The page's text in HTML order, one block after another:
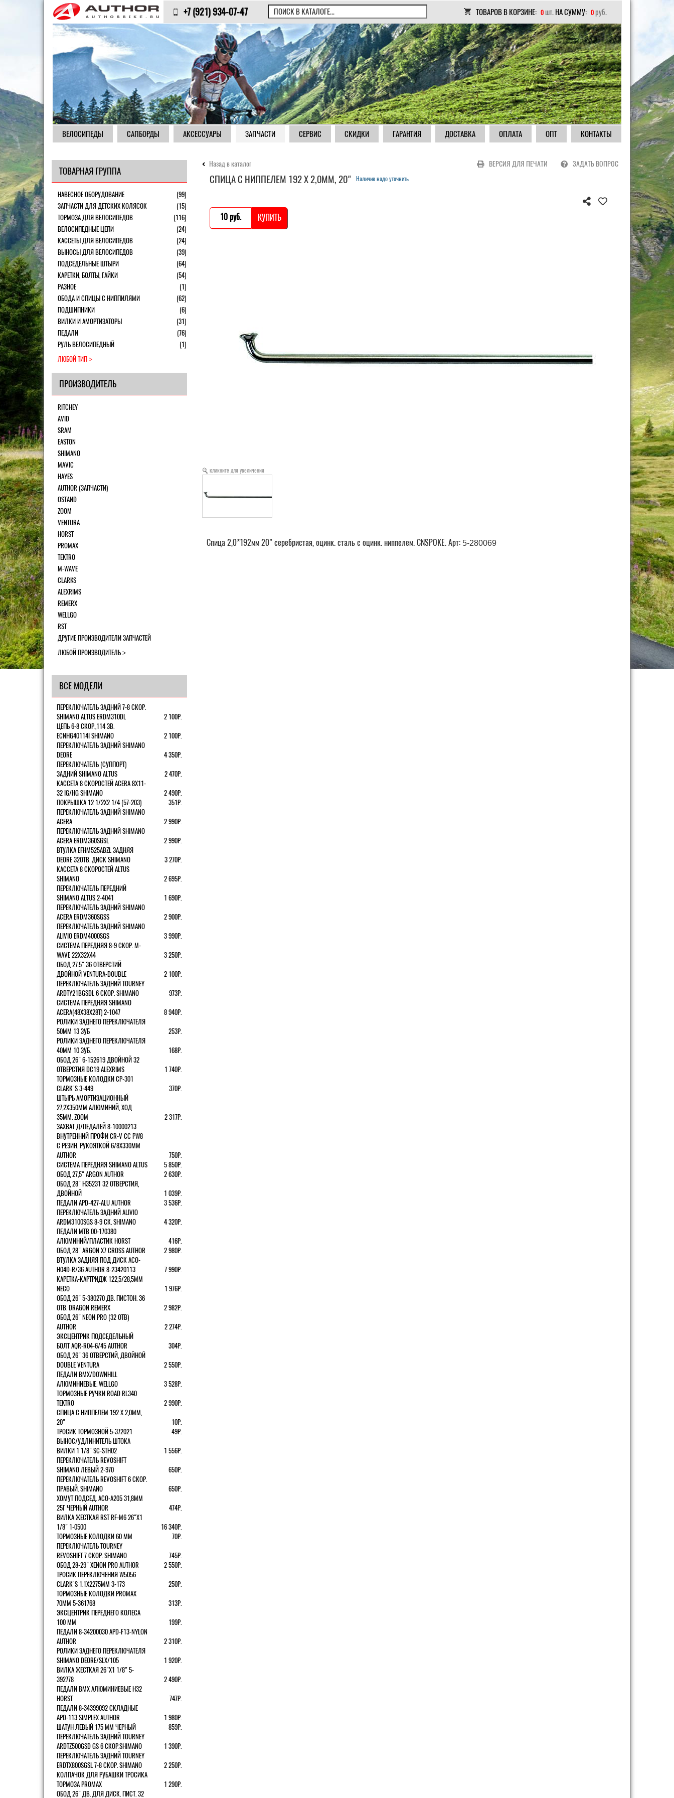
+7 (921) 934-07-47 ТОВАРОВ В КОРЗИНЕ: 0 шт. НА СУММУ: 0 руб.
ВЕЛОСИПЕДЫ САПБОРДЫ АКСЕССУАРЫ ЗАПЧАСТИ СЕРВИС СКИДКИ ГАРАНТИЯ ДОСТАВКА ОПЛАТА ОПТ КОНТАКТЫ
Назад в каталог ВЕРСИЯ ДЛЯ ПЕЧАТИ ЗАДАТЬ ВОПРОС
СПИЦА С НИППЕЛЕМ 192 Х 2,0ММ, 20" Наличие надо уточнить
10 pуб. КУПИТЬ
кликните для увеличения
Спица 2,0*192мм 20" серебристая, оцинк. сталь с оцинк. ниппелем. CNSPOKE. Арт: 5-280069
ТОВАРНАЯ ГРУППА
НАВЕСНОЕ ОБОРУДОВАНИЕ
(99)
ЗАПЧАСТИ ДЛЯ ДЕТСКИХ КОЛЯСОК
(15)
ТОРМОЗА ДЛЯ ВЕЛОСИПЕДОВ
(116)
ВЕЛОСИПЕДНЫЕ ЦЕПИ
(24)
КАССЕТЫ ДЛЯ ВЕЛОСИПЕДОВ
(24)
ВЫНОСЫ ДЛЯ ВЕЛОСИПЕДОВ
(39)
ПОДСЕДЕЛЬНЫЕ ШТЫРИ
(64)
КАРЕТКИ, БОЛТЫ, ГАЙКИ
(54)
РАЗНОЕ
(1)
ОБОДА И СПИЦЫ С НИППИЛЯМИ
(62)
ПОДШИПНИКИ
(6)
ВИЛКИ И АМОРТИЗАТОРЫ
(31)
ПЕДАЛИ
(76)
РУЛЬ ВЕЛОСИПЕДНЫЙ
(1)
ЛЮБОЙ ТИП
ПРОИЗВОДИТЕЛЬ
RITCHEY
AVID
SRAM
EASTON
SHIMANO
MAVIC
HAYES
AUTHOR (ЗАПЧАСТИ)
OSTAND
ZOOM
VENTURA
HORST
PROMAX
TEKTRO
M-WAVE
CLARKS
ALEXRIMS
REMERX
WELLGO
RST
ДРУГИЕ ПРОИЗВОДИТЕЛИ ЗАПЧАСТЕЙ
ЛЮБОЙ ПРОИЗВОДИТЕЛЬ
ВСЕ МОДЕЛИ
ПЕРЕКЛЮЧАТЕЛЬ ЗАДНИЙ 7-8 СКОР.
SHIMANO ALTUS ERDM310DL
2 100Р.
ЦЕПЬ 6-8 СКОР.,114 ЗВ.
ECNHG40114I SHIMANO
2 100Р.
ПЕРЕКЛЮЧАТЕЛЬ ЗАДНИЙ SHIMANO
DEORE
4 350Р.
ПЕРЕКЛЮЧАТЕЛЬ (СУППОРТ)
ЗАДНИЙ SHIMANO ALTUS
2 470Р.
КАССЕТА 8 СКОРОСТЕЙ ACERA 8Х11-
32 IG/HG SHIMANO
2 490Р.
ПОКРЫШКА 12 1/2X2 1/4 (57-203)
351Р.
ПЕРЕКЛЮЧАТЕЛЬ ЗАДНИЙ SHIMANO
ACERA
2 990Р.
ПЕРЕКЛЮЧАТЕЛЬ ЗАДНИЙ SHIMANO
ACERA ERDM360SGSL
2 990Р.
ВТУЛКА EFHM525ABZL ЗАДНЯЯ
DEORE 32ОТВ. ДИСК SHIMANO
3 270Р.
КАССЕТА 8 СКОРОСТЕЙ ALTUS
SHIMANO
2 695Р.
ПЕРЕКЛЮЧАТЕЛЬ ПЕРЕДНИЙ
SHIMANO ALTUS 2-4041
1 690Р.
ПЕРЕКЛЮЧАТЕЛЬ ЗАДНИЙ SHIMANO
ACERA ERDM360SGSS
2 900Р.
ПЕРЕКЛЮЧАТЕЛЬ ЗАДНИЙ SHIMANO
ALIVIO ERDM4000SGS
3 990Р.
СИСТЕМА ПЕРЕДНЯЯ 8-9 СКОР. M-
WAVE 22Х32Х44
3 250Р.
ОБОД 27.5" 36 ОТВЕРСТИЙ
ДВОЙНОЙ VENTURA-DOUBLE
2 100Р.
ПЕРЕКЛЮЧАТЕЛЬ ЗАДНИЙ TOURNEY
ARDTY21BGSDL 6 СКОР. SHIMANO
973Р.
СИСТЕМА ПЕРЕДНЯЯ SHIMANO
ACERA(48Х38Х28Т) 2-1047
8 940Р.
РОЛИКИ ЗАДНЕГО ПЕРЕКЛЮЧАТЕЛЯ
50ММ 13 ЗУБ
253Р.
РОЛИКИ ЗАДНЕГО ПЕРЕКЛЮЧАТЕЛЯ
40ММ 10 ЗУБ.
168Р.
ОБОД 26" 6-152619 ДВОЙНОЙ 32
ОТВЕРСТИЯ DC19 ALEXRIMS
1 740Р.
ТОРМОЗНЫЕ КОЛОДКИ CP-301
CLARK'S 3-449
370Р.
ШТЫРЬ АМОРТИЗАЦИОННЫЙ
27,2Х350ММ АЛЮМИНИЙ, ХОД
35ММ. ZOOM
2 317Р.
ЗАХВАТ Д/ПЕДАЛЕЙ 8-10000213
ВНУТРЕННИЙ ПРОФИ CR-V CC PW8
С РЕЗИН. РУКОЯТКОЙ 6/8X330ММ
AUTHOR
750Р.
СИСТЕМА ПЕРЕДНЯЯ SHIMANO ALTUS
5 850Р.
ОБОД 27,5" ARGON AUTHOR
2 630Р.
ОБОД 28" H35231 32 ОТВЕРСТИЯ,
ДВОЙНОЙ
1 039Р.
ПЕДАЛИ APD-427-ALU AUTHOR
3 536Р.
ПЕРЕКЛЮЧАТЕЛЬ ЗАДНИЙ ALIVIO
ARDM3100SGS 8-9 СК. SHIMANO
4 320Р.
ПЕДАЛИ MTB 00-170380
АЛЮМИНИЙ/ПЛАСТИК HORST
416Р.
ОБОД 28" ARGON X7 CROSS AUTHOR
2 980Р.
ВТУЛКА ЗАДНЯЯ ПОД ДИСК ACO-
H04D-R/36 AUTHOR 8-23420113
7 990Р.
КАРЕТКА-КАРТРИДЖ 122,5/28,5ММ
NECO
1 976Р.
ОБОД 26" 5-380270 ДВ. ПИСТОН. 36
ОТВ. DRAGON REMERX
2 982Р.
ОБОД 26" NEON PRO (32 ОТВ)
AUTHOR
2 274Р.
ЭКСЦЕНТРИК ПОДСЕДЕЛЬНЫЙ
БОЛТ AQR-R04-6/45 AUTHOR
304Р.
ОБОД 26" 36 ОТВЕРСТИЙ, ДВОЙНОЙ
DOUBLE VENTURA
2 550Р.
ПЕДАЛИ BMX/DOWNHILL
АЛЮМИНИЕВЫЕ. WELLGO
3 528Р.
ТОРМОЗНЫЕ РУЧКИ ROAD RL340
TEKTRO
2 990Р.
СПИЦА С НИППЕЛЕМ 192 Х 2,0ММ,
20"
10Р.
ТРОСИК ТОРМОЗНОЙ 5-372021
49Р.
ВЫНОС/УДЛИНИТЕЛЬ ШТОКА
ВИЛКИ 1 1/8" SC-STH02
1 556Р.
ПЕРЕКЛЮЧАТЕЛЬ REVOSHIFT
SHIMANO ЛЕВЫЙ 2-970
650Р.
ПЕРЕКЛЮЧАТЕЛЬ REVOSHIFT 6 СКОР.
ПРАВЫЙ. SHIMANO
650Р.
ХОМУТ ПОДСЕД. ACO-A205 31,8ММ
25Г ЧЕРНЫЙ AUTHOR
474Р.
ВИЛКА ЖЕСТКАЯ RST RF-M6 26"Х1
1/8" 1-0500
16 340Р.
ТОРМОЗНЫЕ КОЛОДКИ 60 ММ
70Р.
ПЕРЕКЛЮЧАТЕЛЬ TOURNEY
REVOSHIFT 7 СКОР. SHIMANO
745Р.
ОБОД 28-29" XENON PRO AUTHOR
2 550Р.
ТРОСИК ПЕРЕКЛЮЧЕНИЯ W5056
CLARK'S 1.1Х2275ММ 3-173
250Р.
ТОРМОЗНЫЕ КОЛОДКИ PROMAX
70ММ 5-361768
313Р.
ЭКСЦЕНТРИК ПЕРЕДНЕГО КОЛЕСА
100 ММ
199Р.
ПЕДАЛИ 8-34200030 APD-F13-NYLON
AUTHOR
2 310Р.
РОЛИКИ ЗАДНЕГО ПЕРЕКЛЮЧАТЕЛЯ
SHIMANO DEORE/SLX/105
1 920Р.
ВИЛКА ЖЕСТКАЯ 26"Х1 1/8" 5-
392778
2 490Р.
ПЕДАЛИ BMX АЛЮМИНИЕВЫЕ H32
HORST
747Р.
ПЕДАЛИ 8-34399092 СКЛАДНЫЕ
APD-113 SIMPLEX AUTHOR
1 980Р.
ШАТУН ЛЕВЫЙ 175 ММ ЧЕРНЫЙ
859Р.
ПЕРЕКЛЮЧАТЕЛЬ ЗАДНИЙ TOURNEY
ARDTZ500GSD GS 6 СКОР.SHIMANO
1 390Р.
ПЕРЕКЛЮЧАТЕЛЬ ЗАДНИЙ TOURNEY
ERDTX800SGSL 7-8 СКОР. SHIMANO
2 250Р.
КОЛПАЧОК ДЛЯ РУБАШКИ ТРОСИКА
ТОРМОЗА PROMAX
1 290Р.
ОБОД 26" ДВ. ДЛЯ ДИСК. ПИСТ. 32